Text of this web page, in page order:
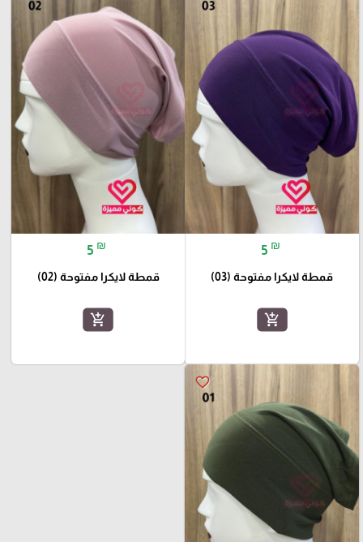
5 ₪
قمطة لايكرا مفتوحة (03)
add_shopping_cart
5 ₪
قمطة لايكرا مفتوحة (02)
add_shopping_cart
favorite_border